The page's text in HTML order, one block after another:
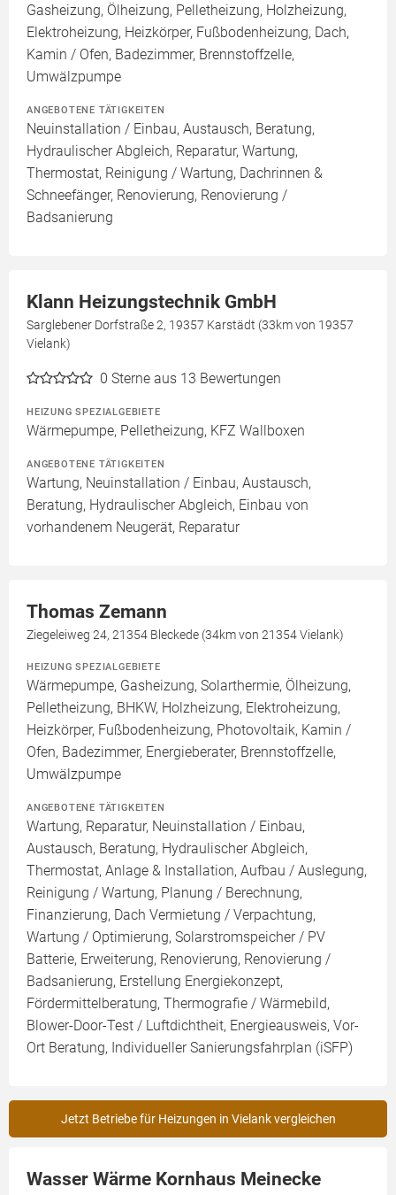
Gasheizung, Ölheizung, Pelletheizung, Holzheizung,
Elektroheizung, Heizkörper, Fußbodenheizung, Dach,
Kamin / Ofen, Badezimmer, Brennstoffzelle,
Umwälzpumpe
ANGEBOTENE TÄTIGKEITEN
Neuinstallation / Einbau, Austausch, Beratung,
Hydraulischer Abgleich, Reparatur, Wartung,
Thermostat, Reinigung / Wartung, Dachrinnen &
Schneefänger, Renovierung, Renovierung /
Badsanierung
Klann Heizungstechnik GmbH
Sarglebener Dorfstraße 2, 19357 Karstädt (33km von 19357
Vielank)
0 Sterne aus 13 Bewertungen
HEIZUNG SPEZIALGEBIETE
Wärmepumpe, Pelletheizung, KFZ Wallboxen
ANGEBOTENE TÄTIGKEITEN
Wartung, Neuinstallation / Einbau, Austausch,
Beratung, Hydraulischer Abgleich, Einbau von
vorhandenem Neugerät, Reparatur
Thomas Zemann
Ziegeleiweg 24, 21354 Bleckede (34km von 21354 Vielank)
HEIZUNG SPEZIALGEBIETE
Wärmepumpe, Gasheizung, Solarthermie, Ölheizung,
Pelletheizung, BHKW, Holzheizung, Elektroheizung,
Heizkörper, Fußbodenheizung, Photovoltaik, Kamin /
Ofen, Badezimmer, Energieberater, Brennstoffzelle,
Umwälzpumpe
ANGEBOTENE TÄTIGKEITEN
Wartung, Reparatur, Neuinstallation / Einbau,
Austausch, Beratung, Hydraulischer Abgleich,
Thermostat, Anlage & Installation, Aufbau / Auslegung,
Reinigung / Wartung, Planung / Berechnung,
Finanzierung, Dach Vermietung / Verpachtung,
Wartung / Optimierung, Solarstromspeicher / PV
Batterie, Erweiterung, Renovierung, Renovierung /
Badsanierung, Erstellung Energiekonzept,
Fördermittelberatung, Thermografie / Wärmebild,
Blower-Door-Test / Luftdichtheit, Energieausweis, Vor-
Ort Beratung, Individueller Sanierungsfahrplan (iSFP)
Jetzt Betriebe für Heizungen in Vielank vergleichen
Wasser Wärme Kornhaus Meinecke